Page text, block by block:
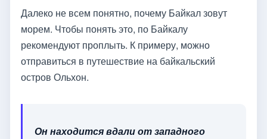
Далеко не всем понятно, почему Байкал зовут
морем. Чтобы понять это, по Байкалу
рекомендуют проплыть. К примеру, можно
отправиться в путешествие на байкальский
остров Ольхон.
Он находится вдали от западного